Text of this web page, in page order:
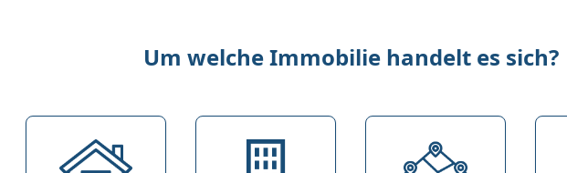
Um welche Immobilie handelt es sich?